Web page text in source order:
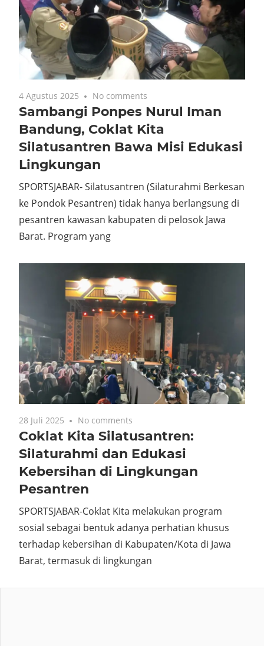
4 Agustus 2025 No comments
Sambangi Ponpes Nurul Iman
Bandung, Coklat Kita
Silatusantren Bawa Misi Edukasi
Lingkungan
SPORTSJABAR- Silatusantren (Silaturahmi Berkesan
ke Pondok Pesantren) tidak hanya berlangsung di
pesantren kawasan kabupaten di pelosok Jawa
Barat. Program yang
28 Juli 2025 No comments
Coklat Kita Silatusantren:
Silaturahmi dan Edukasi
Kebersihan di Lingkungan
Pesantren
SPORTSJABAR-Coklat Kita melakukan program
sosial sebagai bentuk adanya perhatian khusus
terhadap kebersihan di Kabupaten/Kota di Jawa
Barat, termasuk di lingkungan